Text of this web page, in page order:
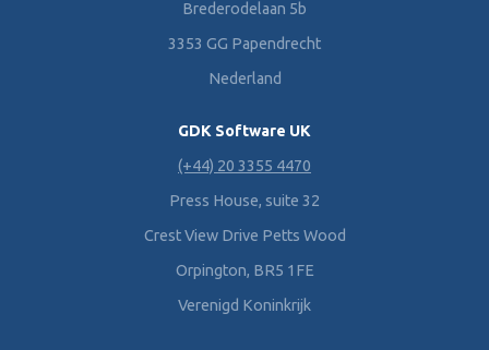
Brederodelaan 5b
3353 GG Papendrecht
Nederland
GDK Software UK
(+44) 20 3355 4470
Press House, suite 32
Crest View Drive Petts Wood
Orpington, BR5 1FE
Verenigd Koninkrijk